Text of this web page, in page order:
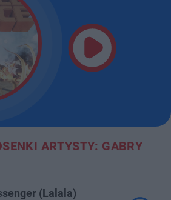
ARTYSTY: GABRY
(Lalala)